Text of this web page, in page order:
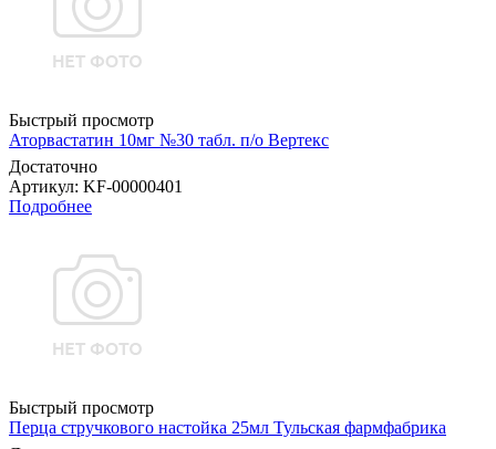
Быстрый просмотр
Аторвастатин 10мг №30 табл. п/о Вертекс
Достаточно
Артикул: KF-00000401
Подробнее
Быстрый просмотр
Перца стручкового настойка 25мл Тульская фармфабрика